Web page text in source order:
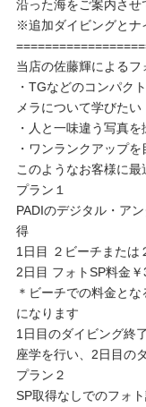
沿った海をご案内させ
※追加ダイビングとナ
当店の佐藤輝によるフ
・TGなどのコンパク
メラについて学びたい
・人と一味違う写真
・ワンランクアップを
このようなお客様に最
プラン１
PADIのデジタル・ア
得
1日目 ２ビーチまたは
2日目 フォトSP料金￥
＊ビーチでの料金と
になります
1日目のダイビング終
座学を行い、2日目の
プラン２
SP取得なしでのフォ